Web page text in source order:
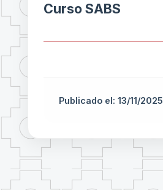
Curso SABS
Publicado el: 13/11/2025